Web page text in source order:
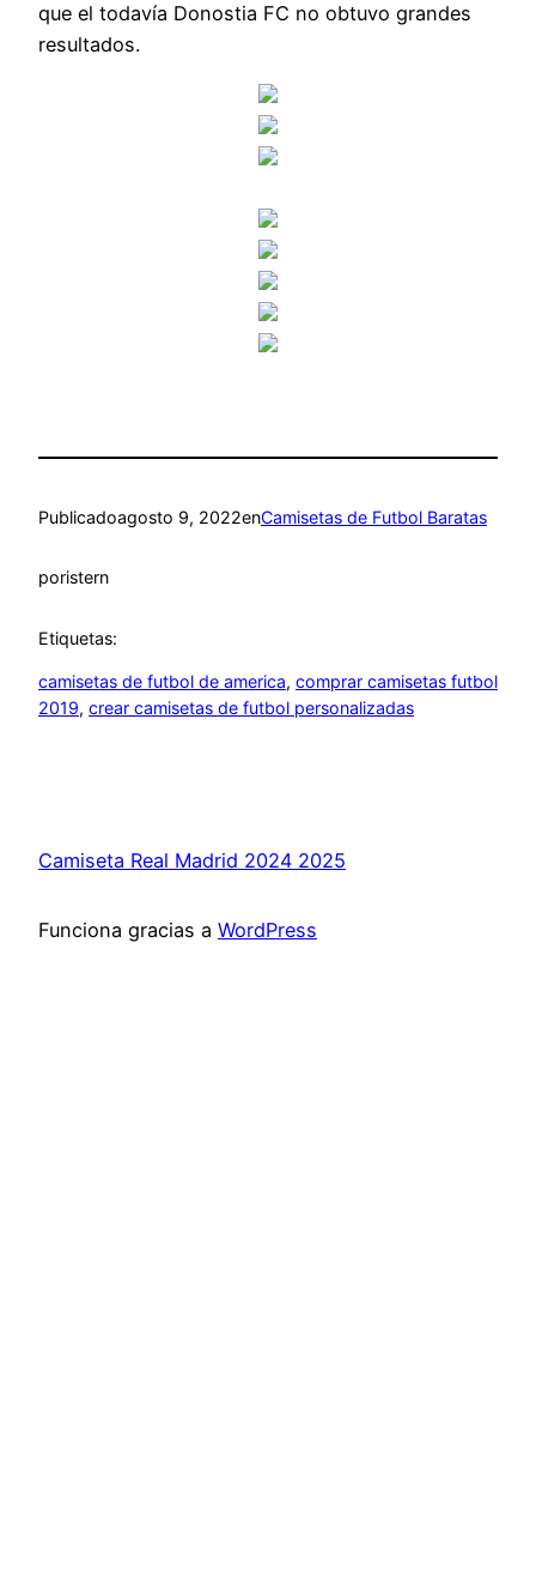
que el todavía Donostia FC no obtuvo grandes
resultados.
Publicadoagosto 9, 2022enCamisetas de Futbol Baratas
poristern
Etiquetas:
camisetas de futbol de america, comprar camisetas futbol
2019, crear camisetas de futbol personalizadas
Camiseta Real Madrid 2024 2025
Funciona gracias a WordPress